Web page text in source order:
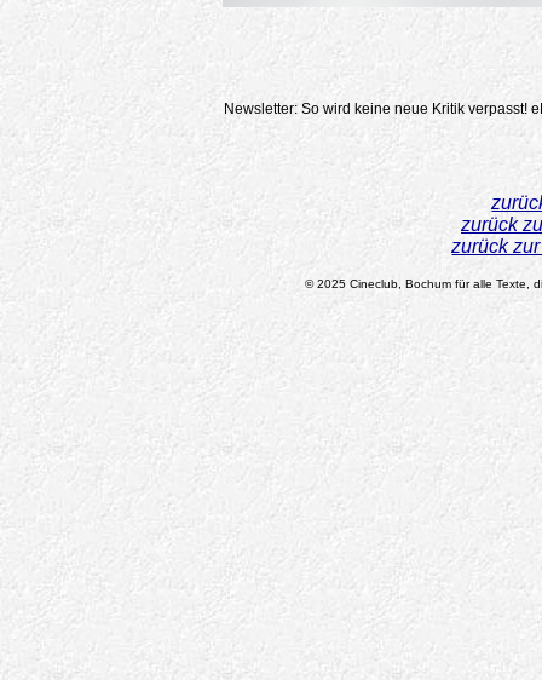
Newsletter: So wird keine neue Kritik verpasst!
zurück
zurück
© 2025 Cineclub, Bochum für alle Texte,